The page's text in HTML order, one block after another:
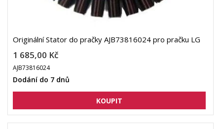
Originální Stator do pračky AJB73816024 pro pračku LG
1 685,00 Kč
AJB73816024
Dodání do 7 dnů